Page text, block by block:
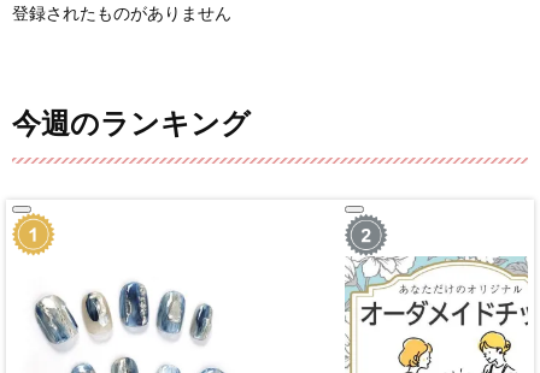
登録されたものがありません
今週のランキング